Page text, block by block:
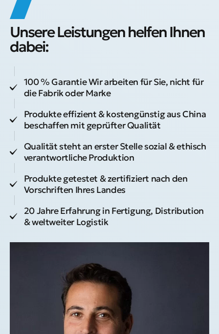
Unsere Leistungen helfen Ihnen
dabei:
100 % Garantie Wir arbeiten für Sie, nicht für
die Fabrik oder Marke
Produkte effizient & kostengünstig aus China
beschaffen mit geprüfter Qualität
Qualität steht an erster Stelle sozial & ethisch
verantwortliche Produktion
Produkte getestet & zertifiziert nach den
Vorschriften Ihres Landes
20 Jahre Erfahrung in Fertigung, Distribution
& weltweiter Logistik